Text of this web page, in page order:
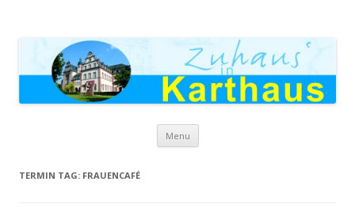
Menu Skip to content
TERMIN TAG: FRAUENCAFÉ